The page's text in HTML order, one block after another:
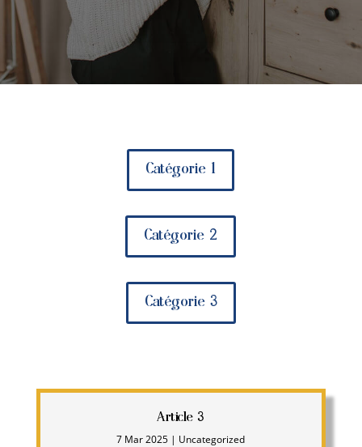
Catégorie 1
Catégorie 2
Catégorie 3
Article 3
7 Mar 2025 | Uncategorized